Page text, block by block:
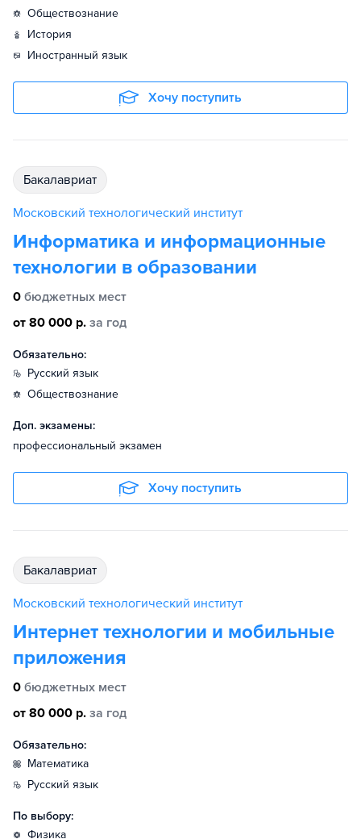
обществознание
история
иностранный язык
Хочу поступить
бакалавриат
Московский технологический институт
Информатика и информационные
технологии в образовании
0 бюджетных мест
от 80 000 р. за год
Обязательно:
русский язык
обществознание
Доп. экзамены:
профессиональный экзамен
Хочу поступить
бакалавриат
Московский технологический институт
Интернет технологии и мобильные
приложения
0 бюджетных мест
от 80 000 р. за год
Обязательно:
математика
русский язык
По выбору:
физика